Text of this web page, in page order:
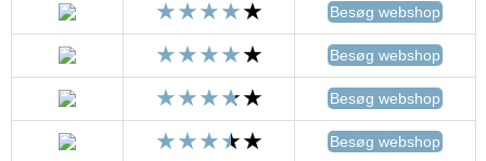
Besøg webshop
Besøg webshop
Besøg webshop
Besøg webshop